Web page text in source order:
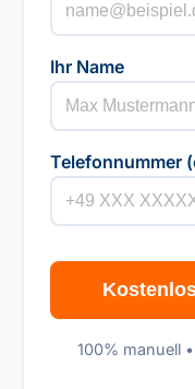
Ihr Name
Telefonnummer
100% manuell